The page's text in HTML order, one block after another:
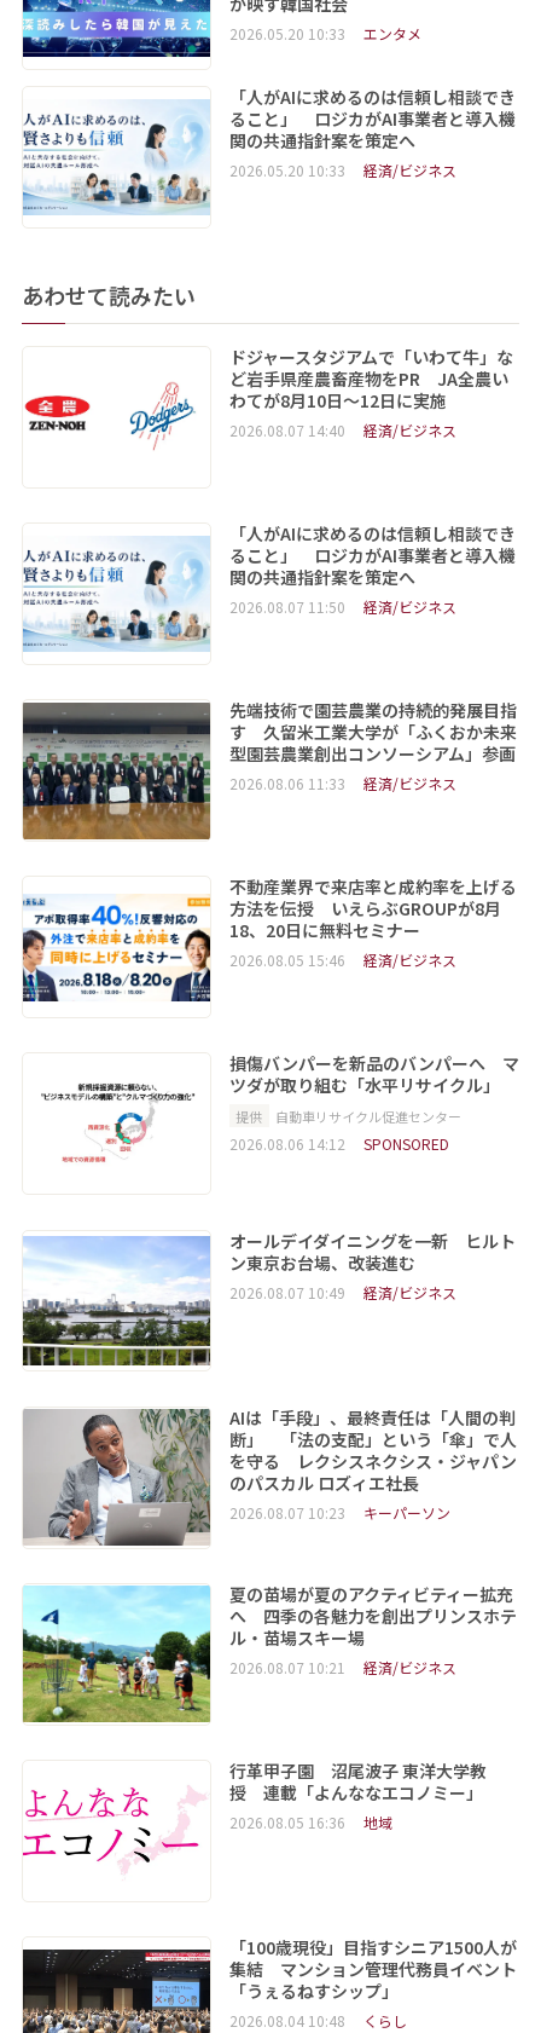
2026.05.20 10:33 エンタメ
「人がAIに求めるのは信頼し相談でき
ること」 ロジカがAI事業者と導入機
関の共通指針案を策定へ
2026.05.20 10:33 経済/ビジネス
あわせて読みたい
ドジャースタジアムで「いわて牛」な
ど岩手県産農畜産物をPR JA全農い
わてが8月10日～12日に実施
2026.08.07 14:40 経済/ビジネス
「人がAIに求めるのは信頼し相談でき
ること」 ロジカがAI事業者と導入機
関の共通指針案を策定へ
2026.08.07 11:50 経済/ビジネス
先端技術で園芸農業の持続的発展目指
す 久留米工業大学が「ふくおか未来
型園芸農業創出コンソーシアム」参画
2026.08.06 11:33 経済/ビジネス
不動産業界で来店率と成約率を上げる
方法を伝授 いえらぶGROUPが8月
18、20日に無料セミナー
2026.08.05 15:46 経済/ビジネス
損傷バンパーを新品のバンパーへ マ
ツダが取り組む「水平リサイクル」
提供 自動車リサイクル促進センター
2026.08.06 14:12 SPONSORED
オールデイダイニングを一新 ヒルト
ン東京お台場、改装進む
2026.08.07 10:49 経済/ビジネス
AIは「手段」、最終責任は「人間の判
断」 「法の支配」という「傘」で人
を守る レクシスネクシス・ジャパン
のパスカル ロズィエ社長
2026.08.07 10:23 キーパーソン
夏の苗場が夏のアクティビティー拡充
へ 四季の各魅力を創出プリンスホテ
ル・苗場スキー場
2026.08.07 10:21 経済/ビジネス
行革甲子園 沼尾波子 東洋大学教
授 連載「よんななエコノミー」
2026.08.05 16:36 地域
「100歳現役」目指すシニア1500人が
集結 マンション管理代務員イベント
「うぇるねすシップ」
2026.08.04 10:48 くらし